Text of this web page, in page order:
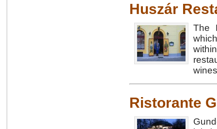
Huszár
The
Ristorante